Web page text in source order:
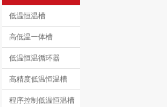
低温恒温槽
高低温一体槽
低温恒温循环器
高精度低温恒温槽
程序控制低温恒温槽